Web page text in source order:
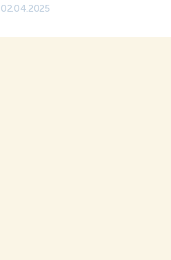
02.04.2025